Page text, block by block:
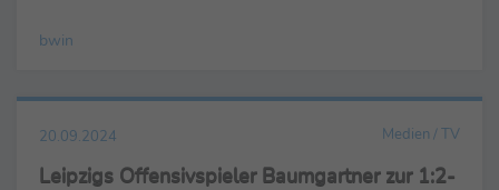
Dortmund (Quote ...
bwin
20.09.2024 Medien / TV
Leipzigs Offensivspieler Baumgartner zur 1:2-